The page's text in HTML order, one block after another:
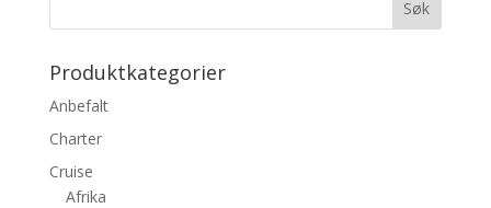
Produktkategorier
Anbefalt
Charter
Cruise
Afrika